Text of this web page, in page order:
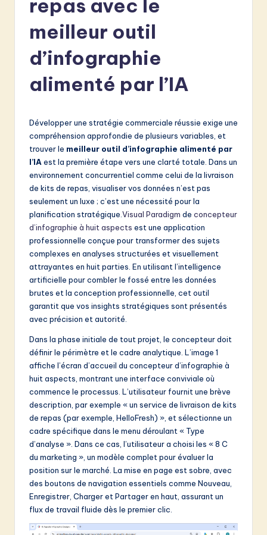
in
A
&
S
o
w
o
repas avec le
meilleur outil
d’infographie
alimenté par l’IA
Développer une stratégie commerciale réussie exige une
compréhension approfondie de plusieurs variables, et
trouver le meilleur outil d’infographie alimenté par
l’IA est la première étape vers une clarté totale. Dans un
environnement concurrentiel comme celui de la livraison
de kits de repas, visualiser vos données n’est pas
seulement un luxe ; c’est une nécessité pour la
planification stratégique. Visual Paradigm de concepteur
d’infographie à huit aspects est une application
professionnelle conçue pour transformer des sujets
complexes en analyses structurées et visuellement
attrayantes en huit parties. En utilisant l’intelligence
artificielle pour combler le fossé entre les données
brutes et la conception professionnelle, cet outil
garantit que vos insights stratégiques sont présentés
avec précision et autorité.
Dans la phase initiale de tout projet, le concepteur doit
définir le périmètre et le cadre analytique. L’image 1
affiche l’écran d’accueil du concepteur d’infographie à
huit aspects, montrant une interface conviviale où
commence le processus. L’utilisateur fournit une brève
description, par exemple « un service de livraison de kits
de repas (par exemple, HelloFresh) », et sélectionne un
cadre spécifique dans le menu déroulant « Type
d’analyse ». Dans ce cas, l’utilisateur a choisi les « 8 C
du marketing », un modèle complet pour évaluer la
position sur le marché. La mise en page est sobre, avec
des boutons de navigation essentiels comme Nouveau,
Enregistrer, Charger et Partager en haut, assurant un
flux de travail fluide dès le premier clic.